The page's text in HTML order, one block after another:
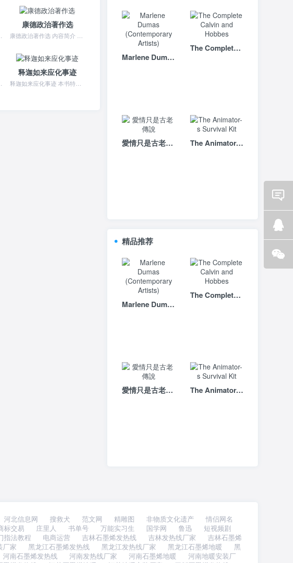
康德政治著作选
释迦如来应化事迹
释迦如来应化事迹 本书特色 ★ 32开平装，河北美术出版社出版★ 著名爱国宗教领袖、书法家赵朴初题名★ 明代彩绘《释迦如来应化事迹》全图，展示佛传及禅宗法脉★ ...
Marlene Dumas (Contemporary Artists)
The Complete Calvin and Hobbes
愛情只是古老傳說 The Animator-s Survival Kit
精品推荐
Marlene Dumas (Contemporary Artists)
The Complete Calvin and Hobbes
愛情只是古老傳說 The Animator-s Survival Kit
河北信息网 搜救犬 范文网 精雕图 非物质文化遗产
情侣网名
标交易 庄里人 书单号 万能实习生 国学网 鲁迅
短视频剧
指法教程 电商运营 吉林石墨烯发热线 吉林发热线厂家
吉林石墨烯
厂家 黑龙江石墨烯发热线 黑龙江发热线厂家 黑龙江石墨烯地暖
黑
河南石墨烯发热线 河南发热线厂家 河南石墨烯地暖
河南地暖安装厂
Email
咨询
Q Q
咨询